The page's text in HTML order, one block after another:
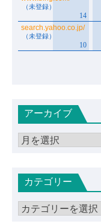
アーカイブ
ア
イカテゴリー
カ